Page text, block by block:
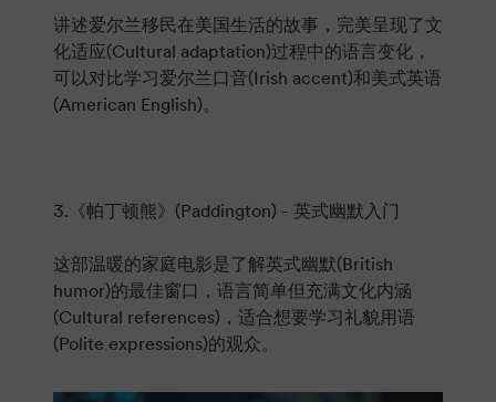
讲述爱尔兰移民在美国生活的故事，完美呈现了文
化适应(Cultural adaptation)过程中的语言变化，
可以对比学习爱尔兰口音(Irish accent)和美式英语
(American English)。
3.《帕丁顿熊》(Paddington) - 英式幽默入门
这部温暖的家庭电影是了解英式幽默(British
humor)的最佳窗口，语言简单但充满文化内涵
(Cultural references)，适合想要学习礼貌用语
(Polite expressions)的观众。